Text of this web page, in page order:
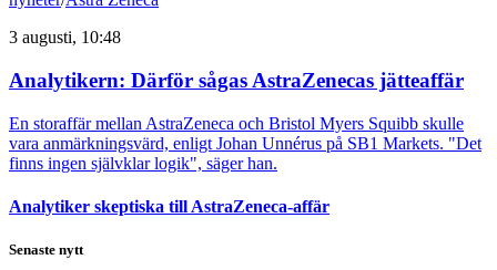
3 augusti, 10:48
Analytikern: Därför sågas AstraZenecas jätteaffär
En storaffär mellan AstraZeneca och Bristol Myers Squibb skulle
vara anmärkningsvärd, enligt Johan Unnérus på SB1 Markets. "Det
finns ingen självklar logik", säger han.
Analytiker skeptiska till AstraZeneca-affär
Senaste nytt